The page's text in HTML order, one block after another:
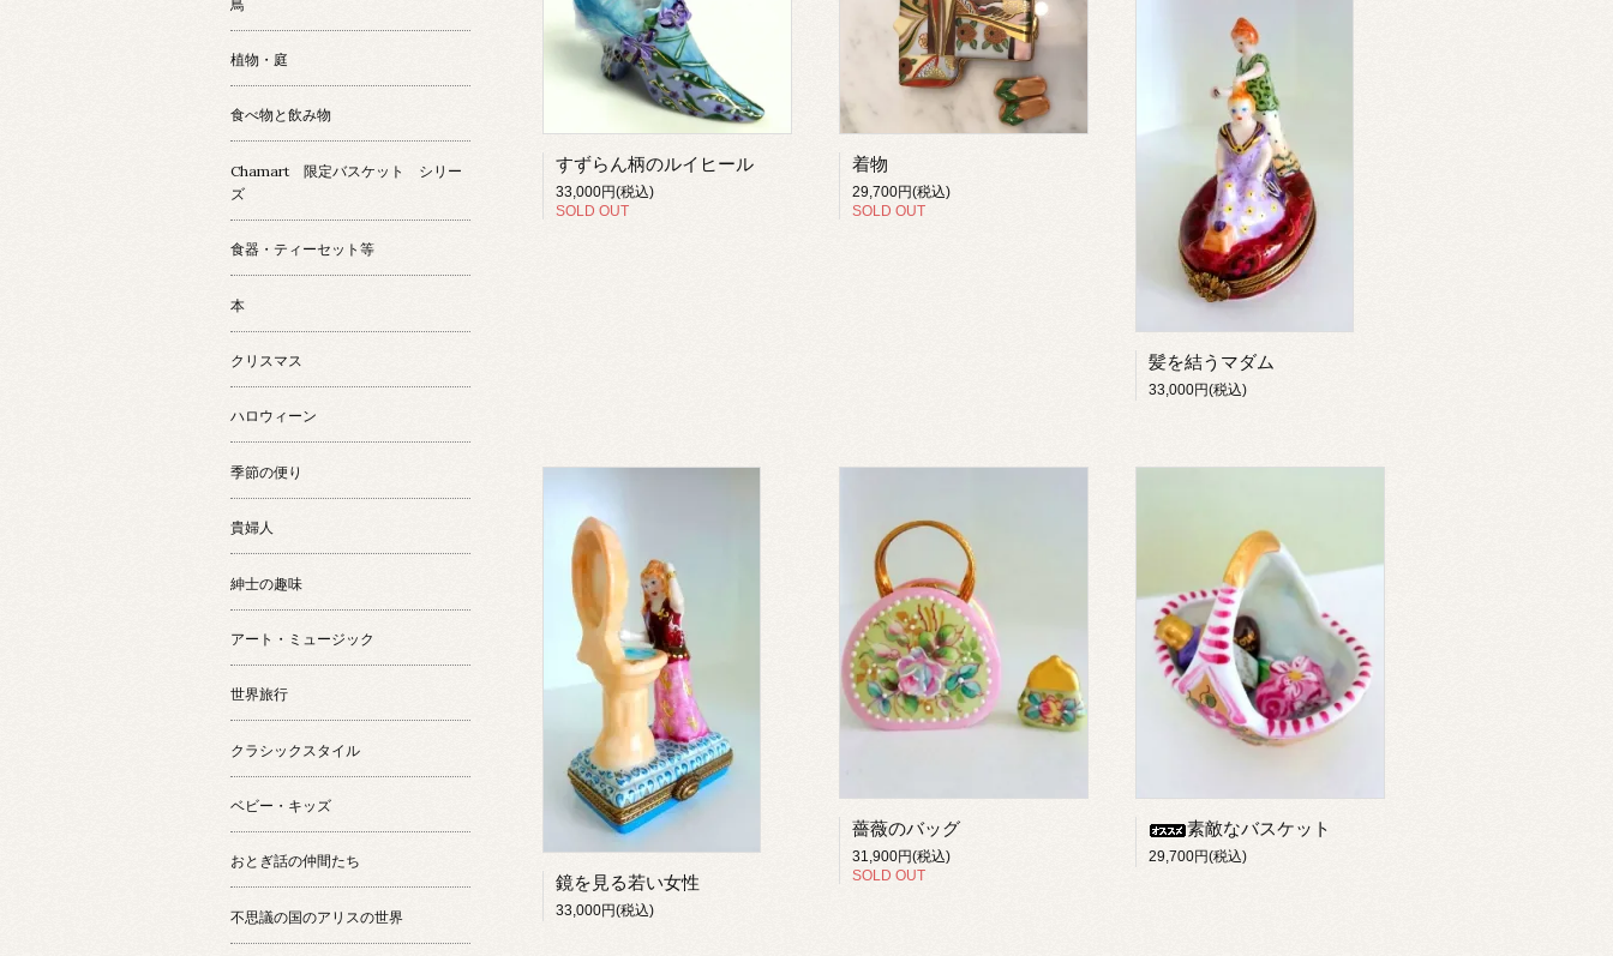
すずらん柄のルイヒール
33,000円(税込)
SOLD OUT
着物
29,700円(税込)
SOLD OUT
髪を結うマダム
33,000円(税込)
鏡を見る若い女性
33,000円(税込)
薔薇のバッグ
31,900円(税込)
SOLD OUT
素敵なバスケット
29,700円(税込)
鳥
植物・庭
食べ物と飲み物
Chamart 限定バスケット シリー
ズ
食器・ティーセット等
本
クリスマス
ハロウィーン
季節の便り
貴婦人
紳士の趣味
アート・ミュージック
世界旅行
クラシックスタイル
ベビー・キッズ
おとぎ話の仲間たち
不思議の国のアリスの世界